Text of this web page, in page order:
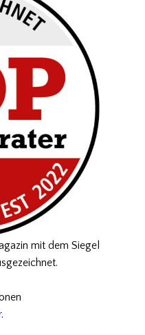
mit dem Siegel
.